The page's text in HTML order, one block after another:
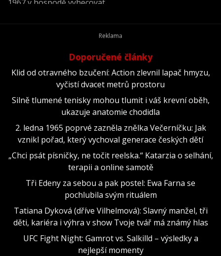
1967 v hospodě vyhecovat.
Doporučené články
Klid od otravného bzučení: Action zlevnil lapač hmyzu,
vyčistí dvacet metrů prostoru
Silně tlumené tenisky mohou tlumit i váš krevní oběh,
ukazuje anatomie chodidla
2. ledna 1965 poprvé zazněla znělka Večerníčku: Jak
vznikl pořad, který vychoval generace českých dětí
„Chci psát písničky, ne točit reelska.“ Katarzia o selhání,
terapii a online samotě
Tři Edeny za sebou a pak postel: Ewa Farna se
pochlubila svým rituálem
Tatiana Dyková (dříve Vilhelmová): Slavný manžel, tři
děti, kariéra i výhra v show Tvoje tvář má známý hlas
UFC Fight Night: Gamrot vs. Salkilld – výsledky a
nejlepší momenty